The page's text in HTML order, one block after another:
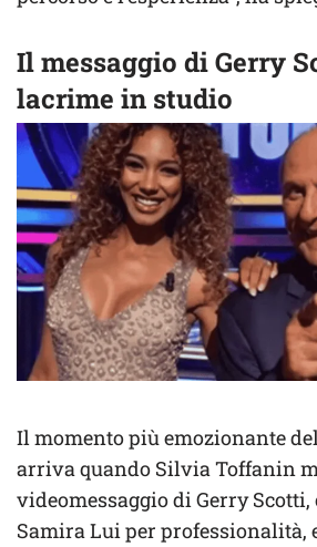
Il messaggio di Gerry
lacrime in studio
Il momento più emozionante
arriva quando Silvia Toffanin
videomessaggio di Gerry Scotti,
Samira Lui per professionalità,